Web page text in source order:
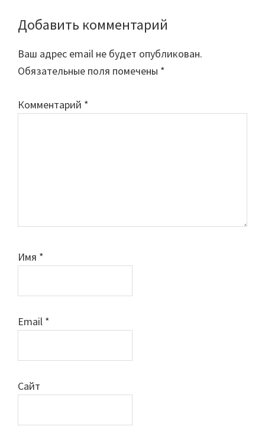
Reader
Interactions
Добавить комментарий
Ваш адрес email не будет опубликован.
Обязательные поля помечены *
Комментарий *
Имя *
Email *
Сайт